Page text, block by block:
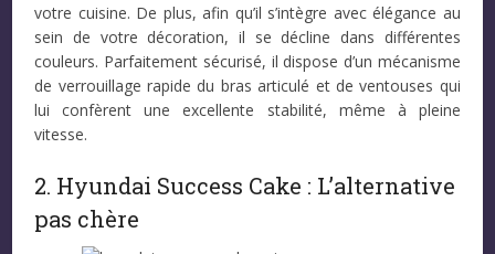
votre cuisine. De plus, afin qu’il s’intègre avec élégance au
sein de votre décoration, il se décline dans différentes
couleurs. Parfaitement sécurisé, il dispose d’un mécanisme
de verrouillage rapide du bras articulé et de ventouses qui
lui confèrent une excellente stabilité, même à pleine
vitesse.
2. Hyundai Success Cake : L’alternative
pas chère